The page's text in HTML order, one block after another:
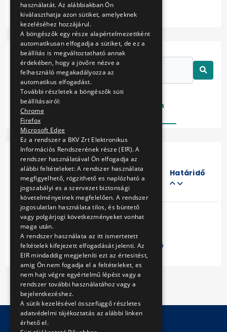
Folyamatban
Cím
Eljárás
száma
Határidő
Előző 1 Következő
használatát. Az alábbiakban Ön
kiválaszthatja azon sütiket, amelyeknek
kezeléséhez hozzájárul.
A böngészők egy része alapértelmezettként
automatikusan elfogadja a sütiket, de ez a
beállítás is megváltoztatható annak
érdekében, hogy a jövőre nézve a
felhasználó megakadályozza az
automatikus elfogadást.
További részletek a böngészők süti
beállításairól:
Chrome
Firefox
Microsoft Edge
Ez a rendszer a BKV Zrt Elektronikus
Információs Rendszerének része (EIR). A
rendszer használatával Ön elfogadja az
alábbi feltételeket: A rendszer használata
megfigyelhető, rögzithető es naplózható a
jogszabályi es a szervezet biztonsági
követelményeinek megfelelően. A rendszer
jogosulatlan használata tilos, és büntető
vagy polgárjogi következményeket vonhat
maga után.
A rendszer használata az itt ismertetett
feltételek kifejezett elfogadását jelenti. Az
EIR mindaddig megjeleníti ezt az értesitést,
amig Ön nem fogadja el a feltételeket, es
nem hajt végre egyértelmű lépést vagy a
rendszer további használatához vagy a
bejelentkezéshez.
A sütik kezelésével összefüggő részletes
adatvédelmi tájékoztatás az alábbi linken
érhető el.